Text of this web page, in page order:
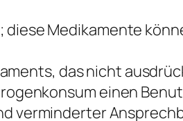
diese Medikamente
das nicht
einen
verminderter